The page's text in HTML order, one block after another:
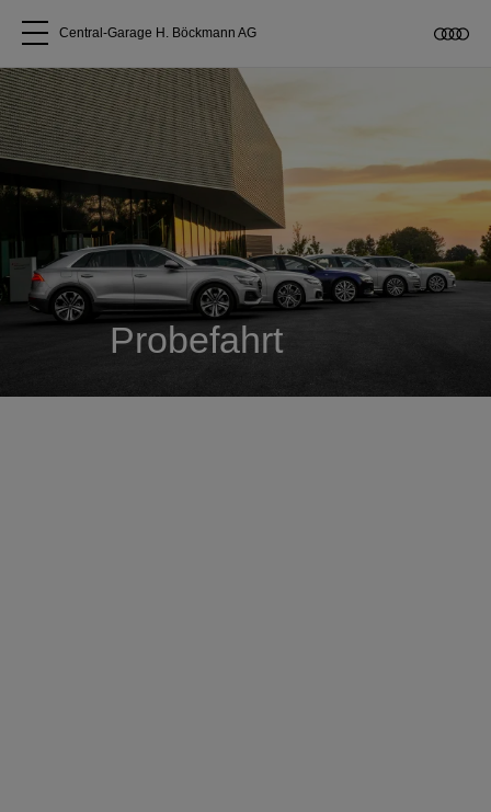
Alle Modelle
Über uns
Audi kaufen
Service & Reparatur
Central-Garage H. Böckmann AG
Probefahrt